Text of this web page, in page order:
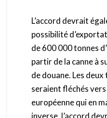
L’accord devrait
possibilité
de 600 000 tonnes
partir de la canne à
de douane. Les
seraient fléchés
européenne qui en
inverse, l’accord